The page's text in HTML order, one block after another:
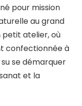
pour mission
au grand
petit atelier, où
confectionnée à
su se démarquer
et la